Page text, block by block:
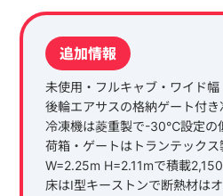
追加情報
未使用・フルキャブ・ワイド
後輪エアサスの格納ゲート付き
冷凍機は菱重製で-30℃設定の
荷箱・ゲートはトランテック
W=2.25m H=2.11mで積載
床はI型キーストンで断熱材は